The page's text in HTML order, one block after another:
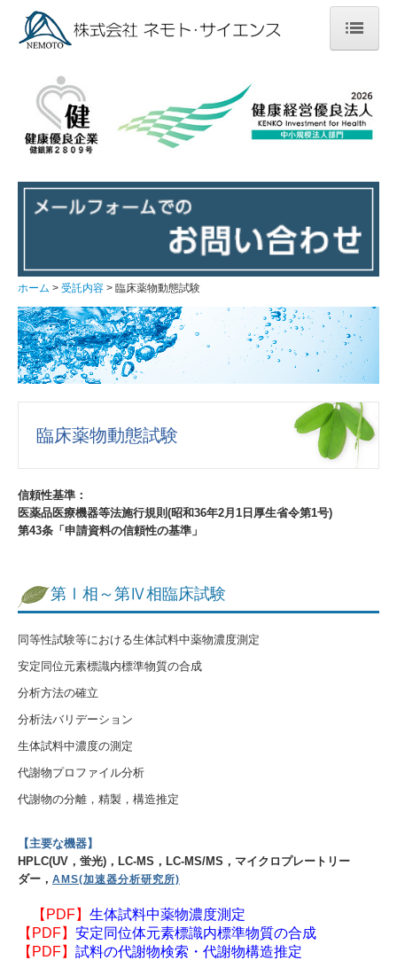
受託内容
各種化合物の合成および精製
創薬薬物動態試験
トキシコキネティクス測定
臨床薬物動態試験
トリチウム標識化合物を用いた薬物動態試験に関するご
提案
委受託の手順
業務提携先
総合創薬支援サービス
信頼性保証体制
試験の実施基準
会社案内
概要
本社
つくば研究所
沿革
採用情報
中途採用情報 ＜営業担当＞
ホーム 受託内容 臨床薬物動態試験
臨床薬物動態試験
信頼性基準：
医薬品医療機器等法施行規則(昭和36年2月1日厚生省令第1号)
第43条「申請資料の信頼性の基準」
第Ⅰ相～第Ⅳ相臨床試験
同等性試験等における生体試料中薬物濃度測定
安定同位元素標識内標準物質の合成
分析方法の確立
分析法バリデーション
生体試料中濃度の測定
代謝物プロファイル分析
代謝物の分離，精製，構造推定
【主要な機器】
HPLC(UV，蛍光)，LC-MS，LC-MS/MS，マイクロプレートリー
ダー， AMS(加速器分析研究所)
【PDF】 生体試料中薬物濃度測定
【PDF】 安定同位体元素標識内標準物質の合成
【PDF】 試料の代謝物検索・代謝物構造推定